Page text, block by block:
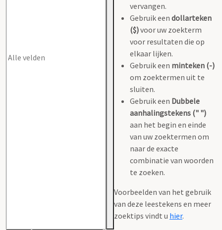
vervangen.
Gebruik een dollarteken
($)voor uw zoekterm
voor resultaten die op
elkaar lijken.
Gebruik een minteken (-)
om zoektermen uit te
sluiten.
Gebruik een Dubbele
aanhalingstekens (" ")
aan het begin en einde
van uw zoektermen om
naar de exacte
combinatie van woorden
te zoeken.
Voorbeelden van het gebruik
van deze leestekens en meer
zoektips vindt u hier.